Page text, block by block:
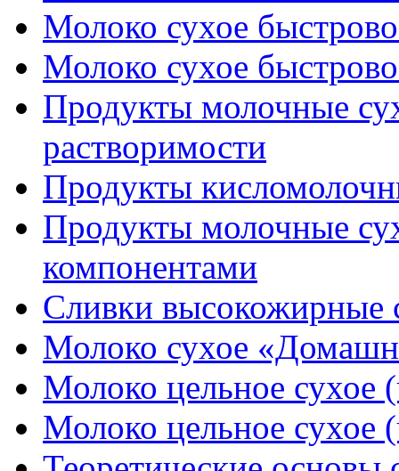
Молоко сухое
Молоко сухое
Продукты молочные
растворимости
Продукты
Продукты молочные
компонентами
Сливки высокожирные
Молоко сухое
Молоко цельное сухое
Молоко цельное сухое